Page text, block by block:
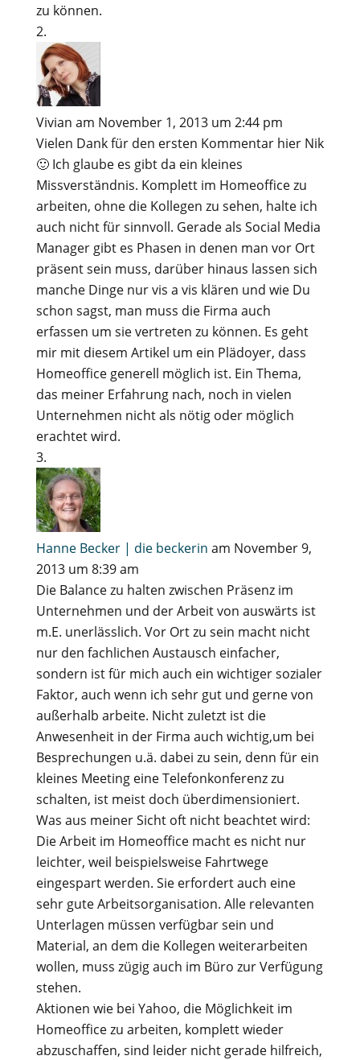
zu können.
Vivian am November 1, 2013 um 2:44 pm
Vielen Dank für den ersten Kommentar hier Nik
🙂 Ich glaube es gibt da ein kleines
Missverständnis. Komplett im Homeoffice zu
arbeiten, ohne die Kollegen zu sehen, halte ich
auch nicht für sinnvoll. Gerade als Social Media
Manager gibt es Phasen in denen man vor Ort
präsent sein muss, darüber hinaus lassen sich
manche Dinge nur vis a vis klären und wie Du
schon sagst, man muss die Firma auch
erfassen um sie vertreten zu können. Es geht
mir mit diesem Artikel um ein Plädoyer, dass
Homeoffice generell möglich ist. Ein Thema,
das meiner Erfahrung nach, noch in vielen
Unternehmen nicht als nötig oder möglich
erachtet wird.
Hanne Becker | die beckerin am November 9,
2013 um 8:39 am
Die Balance zu halten zwischen Präsenz im
Unternehmen und der Arbeit von auswärts ist
m.E. unerlässlich. Vor Ort zu sein macht nicht
nur den fachlichen Austausch einfacher,
sondern ist für mich auch ein wichtiger sozialer
Faktor, auch wenn ich sehr gut und gerne von
außerhalb arbeite. Nicht zuletzt ist die
Anwesenheit in der Firma auch wichtig,um bei
Besprechungen u.ä. dabei zu sein, denn für ein
kleines Meeting eine Telefonkonferenz zu
schalten, ist meist doch überdimensioniert.
Was aus meiner Sicht oft nicht beachtet wird:
Die Arbeit im Homeoffice macht es nicht nur
leichter, weil beispielsweise Fahrtwege
eingespart werden. Sie erfordert auch eine
sehr gute Arbeitsorganisation. Alle relevanten
Unterlagen müssen verfügbar sein und
Material, an dem die Kollegen weiterarbeiten
wollen, muss zügig auch im Büro zur Verfügung
stehen.
Aktionen wie bei Yahoo, die Möglichkeit im
Homeoffice zu arbeiten, komplett wieder
abzuschaffen, sind leider nicht gerade hilfreich,